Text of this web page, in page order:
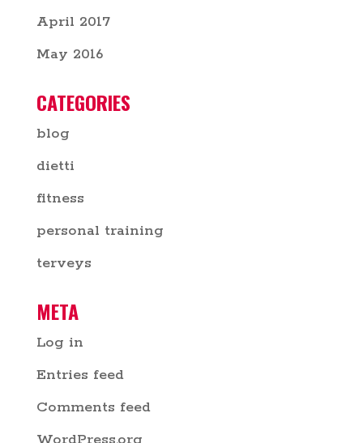
April 2017
May 2016
CATEGORIES
blog
dietti
fitness
personal training
terveys
META
Log in
Entries feed
Comments feed